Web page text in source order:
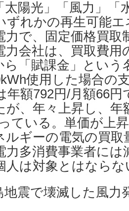
太陽光」「風力」「
ずれかの再生可能
力で、固定価格買取
力会社は、買取費用
ら「賦課金」という
使用した場合の
年額792円/月額66
が、年々上昇し、年
ている。単価が上
ルギーの電気の買
力多消費事業者に
人は対象とはならな
震で壊滅した風力